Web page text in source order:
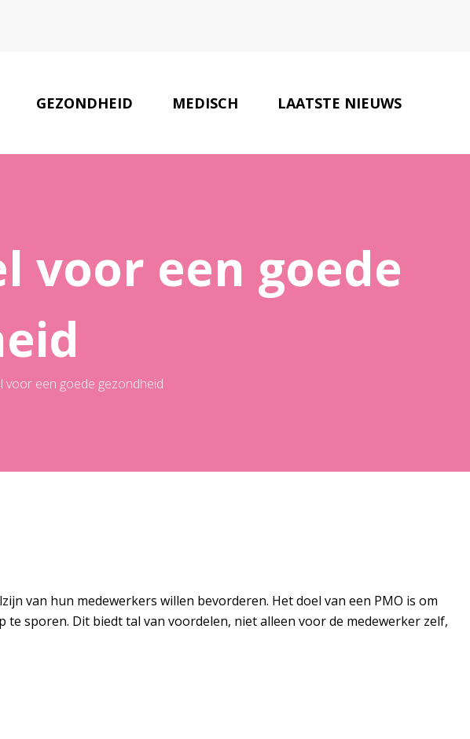
GEZONDHEID MEDISCH LAATSTE NIEUWS
voor een goede
voor een goede gezondheid
van hun medewerkers willen bevorderen. Het doel van een PMO is om
sporen. Dit biedt tal van voordelen, niet alleen voor de medewerker zelf,